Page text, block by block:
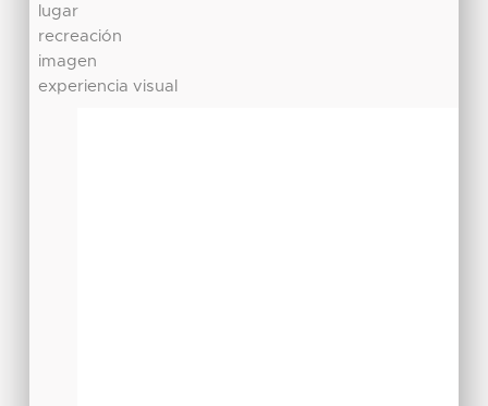
lugar
recreación
imagen
experiencia visual